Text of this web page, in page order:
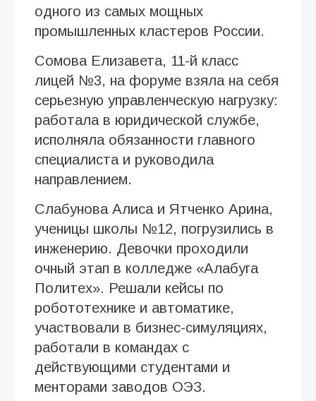
одного из самых мощных
промышленных кластеров России.
Сомова Елизавета, 11-й класс
лицей №3, на форуме взяла на себя
серьезную управленческую нагрузку:
работала в юридической службе,
исполняла обязанности главного
специалиста и руководила
направлением.
Слабунова Алиса и Ятченко Арина,
ученицы школы №12, погрузились в
инженерию. Девочки проходили
очный этап в колледже «Алабуга
Политех». Решали кейсы по
робототехнике и автоматике,
участвовали в бизнес-симуляциях,
работали в командах с
действующими студентами и
менторами заводов ОЭЗ.